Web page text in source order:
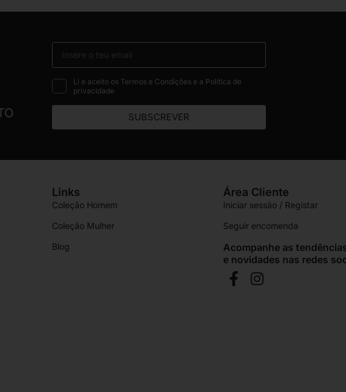
Li e aceito os Termos e Condições e a Política de
privacidade
SUBSCREVER
Links
Coleção Homem
Coleção Mulher
Blog
Área Cliente
Iniciar sessão / Registar
Seguir encomenda
Acompanhe as
e novidades nas redes